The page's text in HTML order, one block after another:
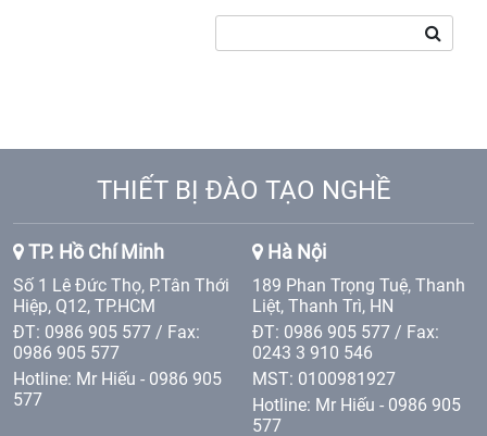
THIẾT BỊ ĐÀO TẠO NGHỀ
TP. Hồ Chí Minh
Số 1 Lê Đức Thọ, P.Tân Thới
Hiệp, Q12, TP.HCM
ĐT: 0986 905 577 / Fax:
0986 905 577
Hotline: Mr Hiếu - 0986 905
577
Hà Nội
189 Phan Trọng Tuệ, Thanh
Liệt, Thanh Trì, HN
ĐT: 0986 905 577 / Fax:
0243 3 910 546
MST: 0100981927
Hotline: Mr Hiếu - 0986 905
577